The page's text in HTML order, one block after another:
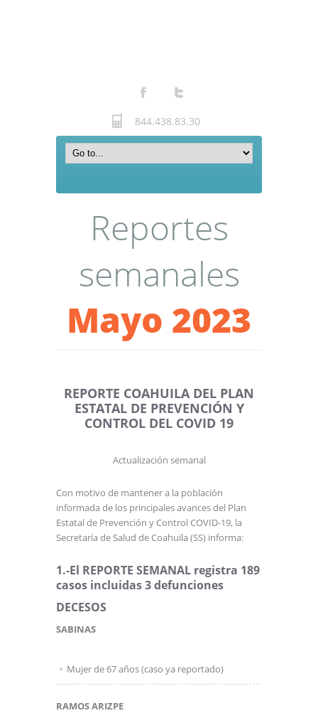
844.438.83.30
Reportes
semanales
Mayo 2023
REPORTE COAHUILA DEL PLAN
ESTATAL DE PREVENCIÓN Y
CONTROL DEL COVID 19
Actualización semanal
Con motivo de mantener a la población
informada de los principales avances del Plan
Estatal de Prevención y Control COVID-19, la
Secretaría de Salud de Coahuila (SS) informa:
1.-El REPORTE SEMANAL registra 189
casos incluidas 3 defunciones
DECESOS
SABINAS
Mujer de 67 años (caso ya reportado)
RAMOS ARIZPE